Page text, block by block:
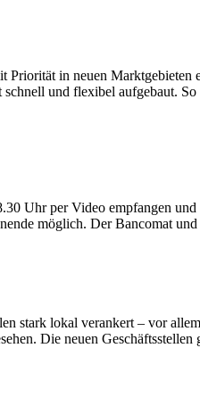
Priorität in neuen
und flexibel aufgebaut.
Uhr per Video empfangen
möglich. Der Bancomat
stark lokal verankert – vor
Die neuen